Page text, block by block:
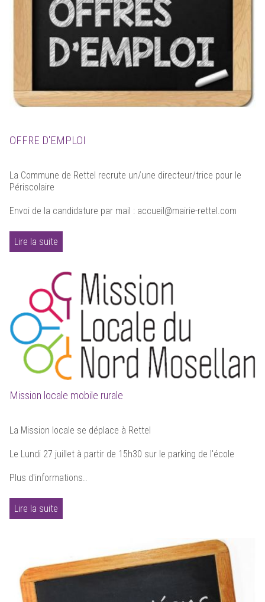
OFFRE D'EMPLOI
La Commune de Rettel recrute un/une directeur/trice pour le
Périscolaire
Envoi de la candidature par mail : accueil@mairie-rettel.com
Lire la suite
Mission locale mobile rurale
La Mission locale se déplace à Rettel
Le Lundi 27 juillet à partir de 15h30 sur le parking de l'école
Plus d'informations..
Lire la suite